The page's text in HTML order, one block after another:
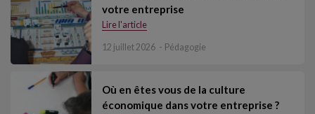
votre entreprise
Lire l'article
12 juillet 2026 Pédagogie
Où en êtes vous de la culture
économique dans votre entreprise ?